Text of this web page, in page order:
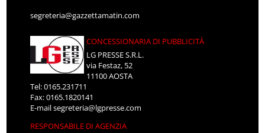
segreteria@gazzettamatin.com
CONCESSIONARIA DI PUBBLICITÀ
LG PRESSE S.R.L.
via Festaz, 52
11100 AOSTA
Tel: 0165.231711
Fax: 0165.1820141
E-mailsegreteria@lgpresse.com
RESPONSABILE DI AGENZIA